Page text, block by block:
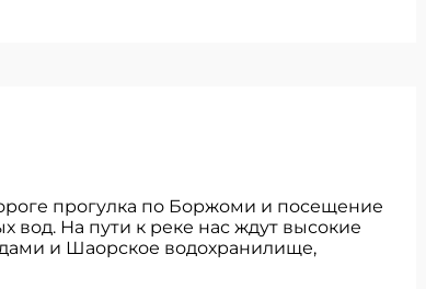
прогулка по Боржоми и посещение
вод. На пути к реке нас ждут высокие
и Шаорское водохранилище,